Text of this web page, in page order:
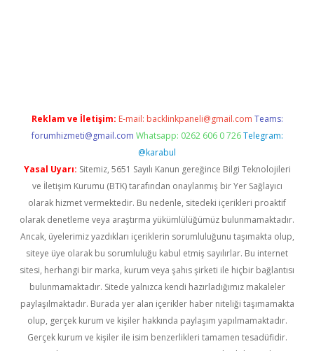
Reklam ve İletişim: E-mail: backlinkpaneli@gmail.com Teams:
forumhizmeti@gmail.com Whatsapp: 0262 606 0 726 Telegram:
@karabul
Yasal Uyarı: Sitemiz, 5651 Sayılı Kanun gereğince Bilgi Teknolojileri
ve İletişim Kurumu (BTK) tarafından onaylanmış bir Yer Sağlayıcı
olarak hizmet vermektedir. Bu nedenle, sitedeki içerikleri proaktif
olarak denetleme veya araştırma yükümlülüğümüz bulunmamaktadır.
Ancak, üyelerimiz yazdıkları içeriklerin sorumluluğunu taşımakta olup,
siteye üye olarak bu sorumluluğu kabul etmiş sayılırlar. Bu internet
sitesi, herhangi bir marka, kurum veya şahıs şirketi ile hiçbir bağlantısı
bulunmamaktadır. Sitede yalnızca kendi hazırladığımız makaleler
paylaşılmaktadır. Burada yer alan içerikler haber niteliği taşımamakta
olup, gerçek kurum ve kişiler hakkında paylaşım yapılmamaktadır.
Gerçek kurum ve kişiler ile isim benzerlikleri tamamen tesadüfidir.